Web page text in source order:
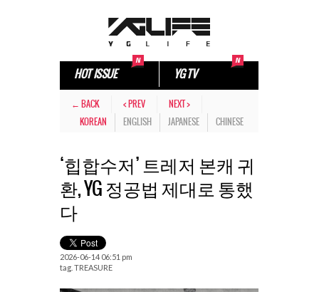
HOT ISSUE YG TV
← BACK < PREV
NEXT >
KOREAN
ENGLISH JAPANESE CHINESE
‘힙합수저’ 트레저 본캐 귀
환, YG 정공법 제대로 통했
다
2026-06-14 06:51 pm
tag. TREASURE